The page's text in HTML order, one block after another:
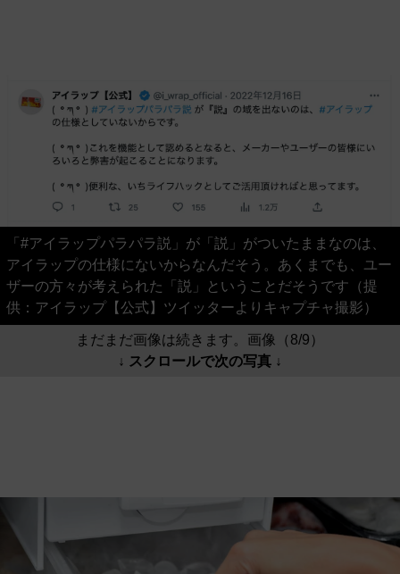
「#アイラップパラパラ説」が「説」がついたままなのは、
アイラップの仕様にないからなんだそう。あくまでも、ユー
ザーの方々が考えられた「説」ということだそうです（提
供：アイラップ【公式】ツイッターよりキャプチャ撮影）
まだまだ画像は続きます。画像（8/9）
↓ スクロールで次の写真 ↓